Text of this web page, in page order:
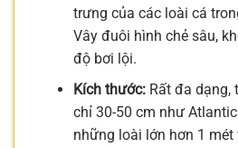
trưng của các loài cá
Vây đuôi hình chẻ sâu,
độ bơi lội.
Kích thước:Rất đa dạng,
chỉ 30-50 cm như
những loài lớn hơn 1 mét